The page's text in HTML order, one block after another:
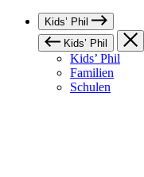
Kids’ Phil
Kids’ Phil
Kids’ Phil
Familien
Schulen